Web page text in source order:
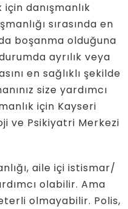
danışmanlık
sırasında en
boşanma olduğuna
ayrılık veya
en sağlıklı şekilde
size yardımcı
için Kayseri
ve Psikiyatri Merkezi
aile içi istismar/
olabilir. Ama
olmayabilir. Polis,